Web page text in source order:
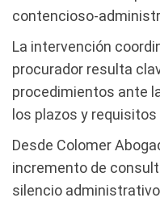
contencioso-
La intervención
procurador resulta
procedimientos ante
los plazos y
Desde Colomer
incremento de
silencio